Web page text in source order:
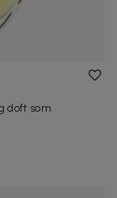
doft som